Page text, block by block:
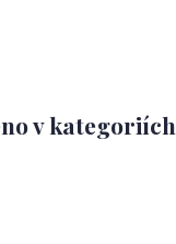
v kategoriích